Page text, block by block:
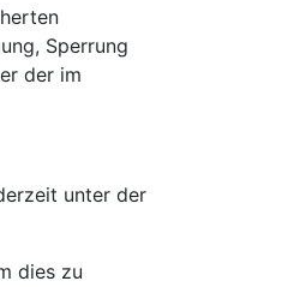
Sperrung
der im
unter der
dies zu